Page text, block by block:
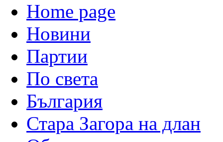
Home page
Новини
Партии
По света
България
Стара Загора на длан